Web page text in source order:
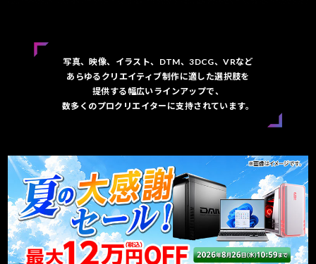
写真、映像、イラスト、DTM、3DCG、VRなど
あらゆるクリエイティブ制作に適した選択肢を
提供する幅広いラインアップで、
数多くのプロクリエイターに支持されています。